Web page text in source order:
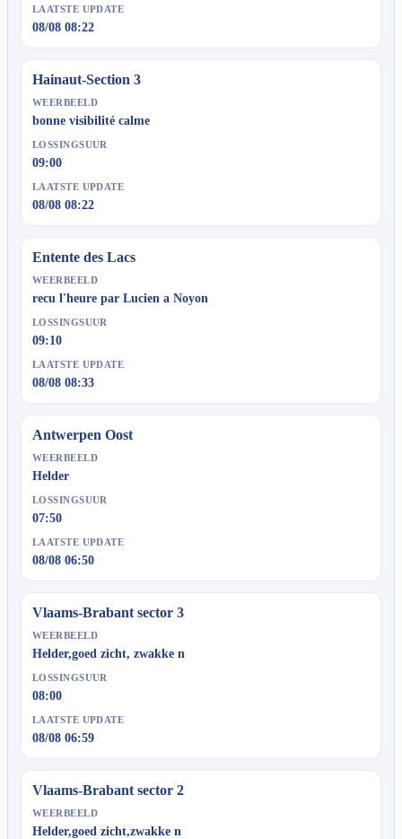
LAATSTE UPDATE
08/08 08:22
Hainaut-Section 3
WEERBEELD
bonne visibilité calme
LOSSINGSUUR
09:00
LAATSTE UPDATE
08/08 08:22
Entente des Lacs
WEERBEELD
recu l'heure par Lucien a Noyon
LOSSINGSUUR
09:10
LAATSTE UPDATE
08/08 08:33
Antwerpen Oost
WEERBEELD
Helder
LOSSINGSUUR
07:50
LAATSTE UPDATE
08/08 06:50
Vlaams-Brabant sector 3
WEERBEELD
Helder,goed zicht, zwakke n
LOSSINGSUUR
08:00
LAATSTE UPDATE
08/08 06:59
Vlaams-Brabant sector 2
WEERBEELD
Helder,goed zicht,zwakke n